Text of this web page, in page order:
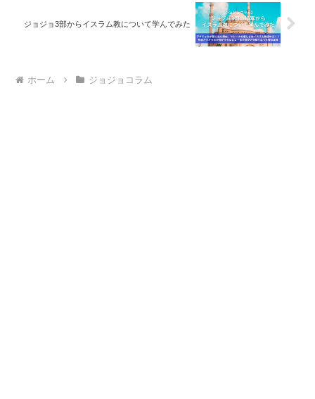
ジョジョ3部からイスラム教について学んでみた
ホーム ジョジョコラム